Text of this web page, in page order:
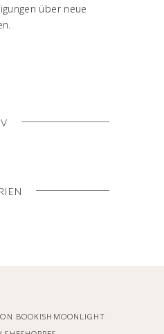
über neue
BOOKISHMOONLIGHT